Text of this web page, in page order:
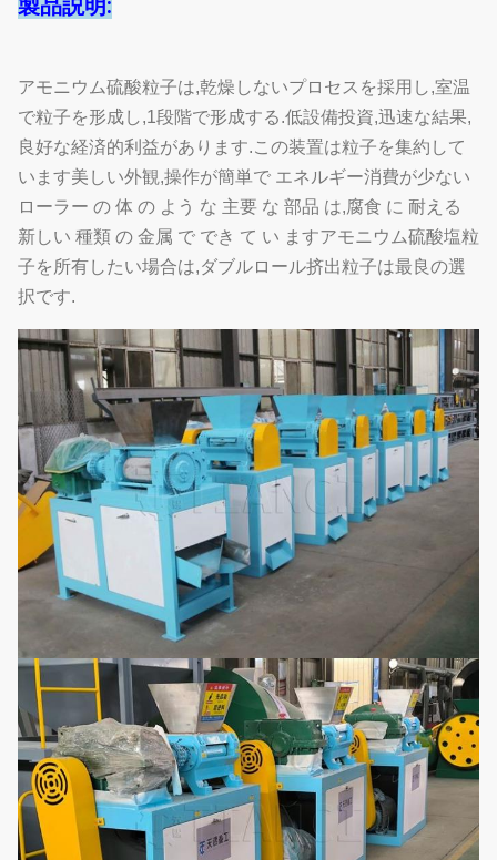
製品説明:
アモニウム硫酸粒子は,乾燥しないプロセスを採用し,室温
で粒子を形成し,1段階で形成する.低設備投資,迅速な結果,
良好な経済的利益があります.この装置は粒子を集約して
います美しい外観,操作が簡単で エネルギー消費が少ない
ローラー の 体 の よう な 主要 な 部品 は,腐食 に 耐える
新しい 種類 の 金属 で でき て い ますアモニウム硫酸塩粒
子を所有したい場合は,ダブルロール挤出粒子は最良の選
択です.